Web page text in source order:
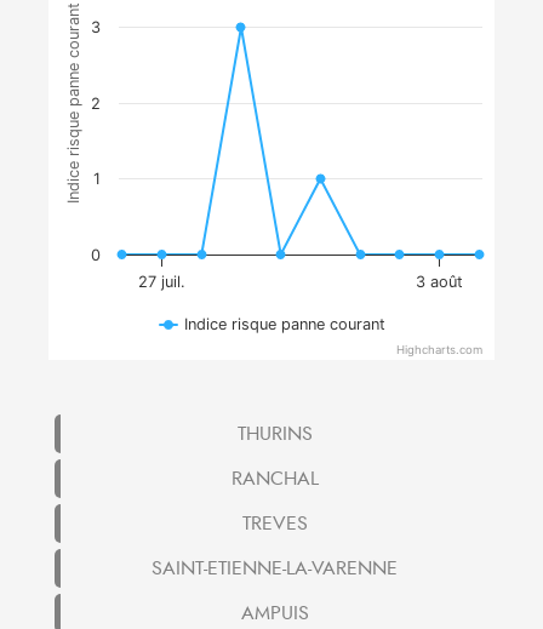
Indice risque panne courant
27 juil. 3 août
0
1
2
3
Indice risque panne courant
Highcharts.com
THURINS
RANCHAL
TREVES
SAINT-ETIENNE-LA-VARENNE
AMPUIS